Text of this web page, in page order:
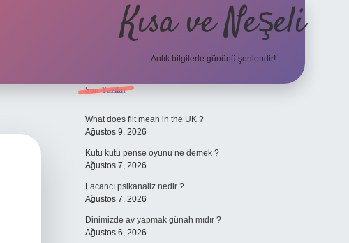
Kısa ve Neşeli
Anlık bilgilerle gününü şenlendir!
Sidebar
Son Yazılar
What does flit mean in the UK ?
Ağustos 9, 2026
Kutu kutu pense oyunu ne demek ?
Ağustos 7, 2026
Lacancı psikanaliz nedir ?
Ağustos 7, 2026
Dinimizde av yapmak günah mıdır ?
Ağustos 6, 2026